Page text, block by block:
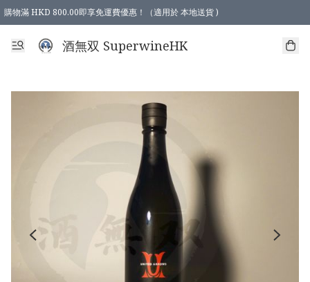
購物滿 HKD 800.00即享免運費優惠！（適用於 本地送貨 )
酒無双 SuperwineHK